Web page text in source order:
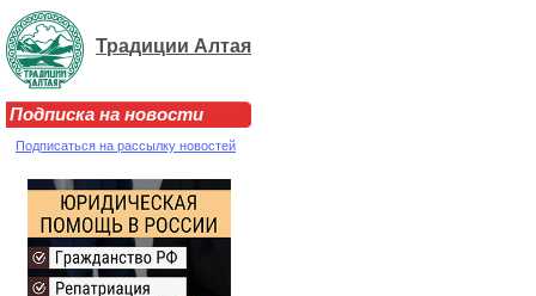
Традиции Алтая
Подписка на новости
Подписаться на рассылку новостей